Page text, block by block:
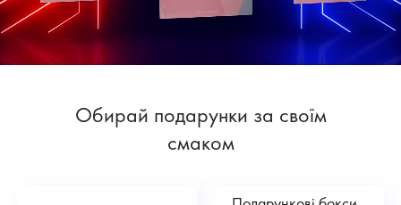
Обирай подарунки за своїм
смаком